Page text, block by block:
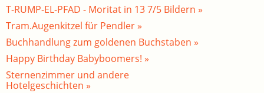
T-RUMP-EL-PFAD - Moritat in 13 7/5 Bildern »
Tram.Augenkitzel für Pendler »
Buchhandlung zum goldenen Buchstaben »
Happy Birthday Babyboomers! »
Sternenzimmer und andere
Hotelgeschichten »